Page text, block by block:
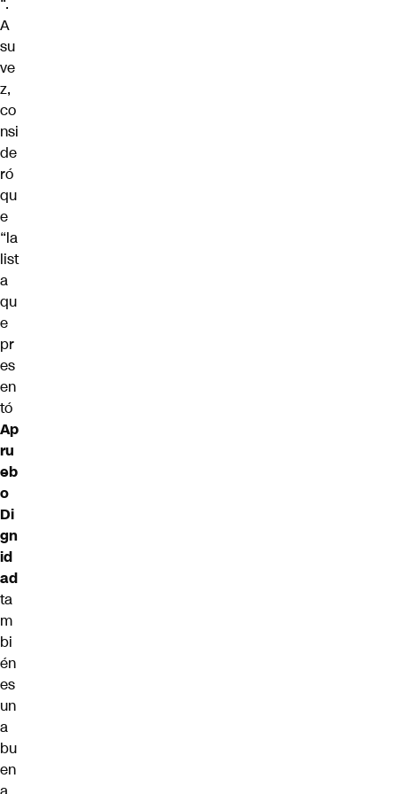
A
su
ve
z,
co
nsi
de
ró
qu
e
“la
list
a
qu
e
pr
es
en
tó
Ap
ru
eb
o
Di
gn
id
ad
ta
m
bi
én
es
un
a
bu
en